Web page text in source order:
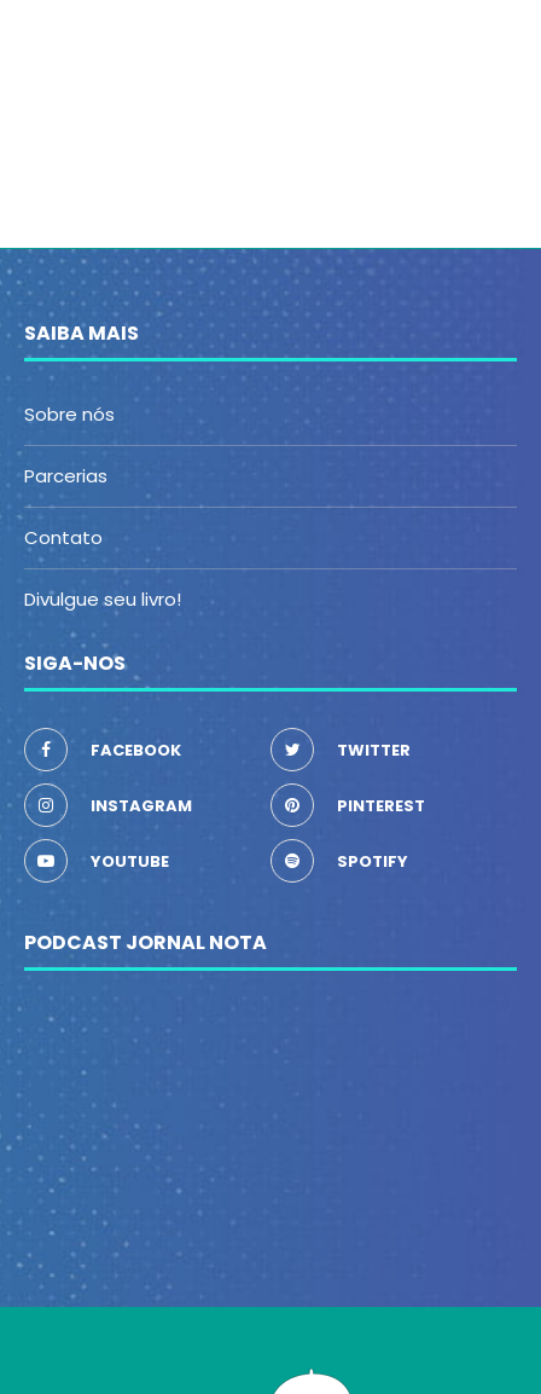
SAIBA MAIS
Sobre nós
Parcerias
Contato
Divulgue seu livro!
SIGA-NOS
FACEBOOK TWITTER
INSTAGRAM PINTEREST
YOUTUBE SPOTIFY
PODCAST JORNAL NOTA